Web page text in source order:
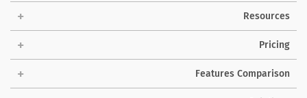
Resources
Pricing
Features Comparison